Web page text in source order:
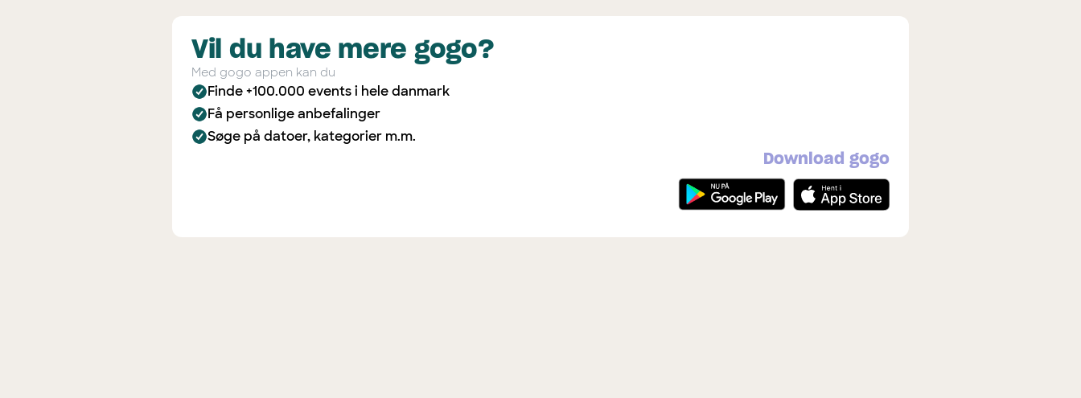
Vil du have mere gogo?
Med gogo appen kan du
Finde +100.000 events i hele danmark
Få personlige anbefalinger
Søge på datoer, kategorier m.m.
Download gogo